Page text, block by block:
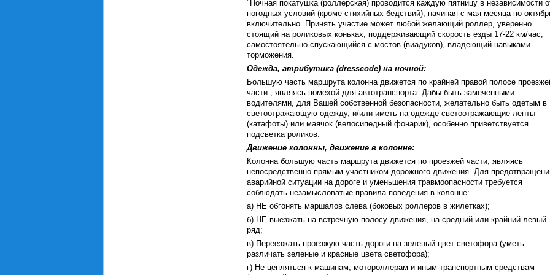
"Ночная покатушка (роллерская) проводится каждую пятницу в независимости
погодных условий (кроме стихийных бедствий), начиная с мая месяца по
включительно. Принять участие может любой желающий роллер, уверенно
стоящий на роликовых коньках, поддерживающий скорость езды 17-22 км/час,
самостоятельно спускающийся с мостов (виадуков), владеющий навыками
торможения.
Одежда, атрибутика (dresscode) на ночной:
Большую часть маршрута колонна движется по крайней правой полосе
части , являясь помехой для автотранспорта. Дабы быть замеченными
водителями, для Вашей собственной безопасности, желательно быть одетым в
светоотражающую одежду, и/или иметь на одежде светоотражающие ленты
(катафоты) или маячок (велосипедный фонарик), особенно приветствуется
подсветка роликов.
Движение колонны, движение в колонне:
Колонна большую часть маршрута движется по проезжей части, являясь
непосредственно прямым участником дорожного движения. Для
аварийной ситуации на дороге и уменьшения травмоопасности требуется
соблюдать незамысловатые правила поведения в колонне:
а) НЕ обгонять маршалов слева (боковых роллеров в жилетках);
б) НЕ выезжать на встречную полосу движения, на средний или крайний левый
ряд;
в) Переезжать проезжую часть дороги на зеленый цвет светофора (уметь
различать зеленые и красные цвета светофора);
г) Не цепляться к машинам, мотороллерам и иным транспортным средствам